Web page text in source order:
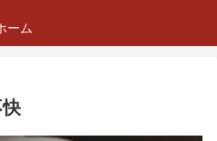
ーム